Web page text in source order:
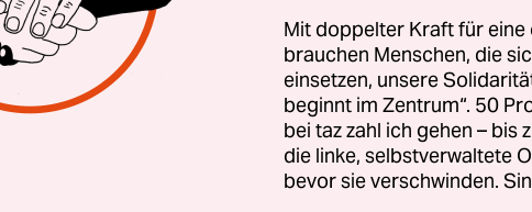
Jeder Artikel, der bei Facebook gepostet wird, soll
Lesern besprochen werden. Ein Debattenmonitor
eigentlichen Artikel auf
sueddeutsche.dezeigt an,
sozialen Medien gerade über den Text diskutiert
Mit doppelter Kraft für
brauchen Menschen, die
einsetzen, unsere
beginnt im Zentrum“. 50
bei taz zahl ich gehen – bis
die linke, selbstverwaltete
bevor sie verschwinden.